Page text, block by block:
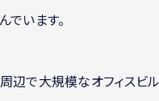
います。
辺で大規模なオフィスビ